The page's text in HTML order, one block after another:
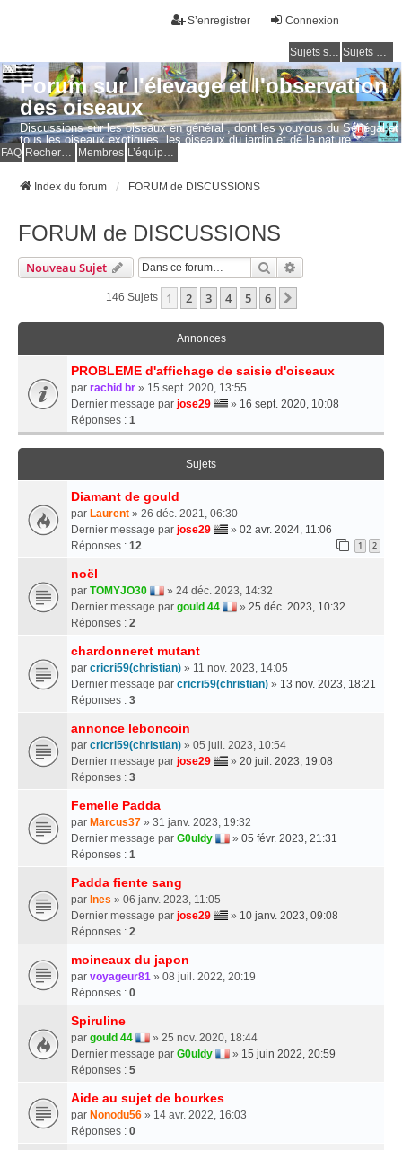
Connexion
S’enregistrer
Sujets sans réponse Sujets actifs
Forum sur l'élevage et l'observation
des oiseaux
Discussions sur les oiseaux en général , dont les youyous du Sénégal et
tous les oiseaux exotiques, les oiseaux du jardin et de la nature.
Questions, photos, expériences.
FAQ Membres
Index du forum FORUM de DISCUSSIONS
FORUM de DISCUSSIONS
Nouveau Sujet Rechercher
146 Sujets 1 2 3 4 5 6
Annonces
PROBLEME d'affichage de saisie d'oiseaux
par rachid br » 15 sept. 2020, 13:55
Dernier message par jose29 » 16 sept. 2020, 10:08
Réponses : 1
Sujets
Diamant de gould
par Laurent » 26 déc. 2021, 06:30
Dernier message par jose29 » 02 avr. 2024, 11:06
Réponses : 12 1 2
noël
par TOMYJO30
» 24 déc. 2023, 14:32
Dernier message par gould 44 » 25 déc. 2023, 10:32
Réponses : 2
chardonneret mutant
par cricri59(christian) » 11 nov. 2023, 14:05
Dernier message par cricri59(christian) » 13 nov. 2023, 18:21
Réponses : 3
annonce leboncoin
par cricri59(christian) » 05 juil. 2023, 10:54
Dernier message par jose29 » 20 juil. 2023, 19:08
Réponses : 3
Femelle Padda
par Marcus37 » 31 janv. 2023, 19:32
Dernier message par G0uldy » 05 févr. 2023, 21:31
Réponses : 1
Padda fiente sang
par Ines » 06 janv. 2023, 11:05
Dernier message par jose29 » 10 janv. 2023, 09:08
Réponses : 2
moineaux du japon
par voyageur81 » 08 juil. 2022, 20:19
Réponses : 0
Spiruline
par gould 44
» 25 nov. 2020, 18:44
Dernier message par G0uldy » 15 juin 2022, 20:59
Réponses : 5
Aide au sujet de bourkes
par Nonodu56 » 14 avr. 2022, 16:03
Réponses : 0